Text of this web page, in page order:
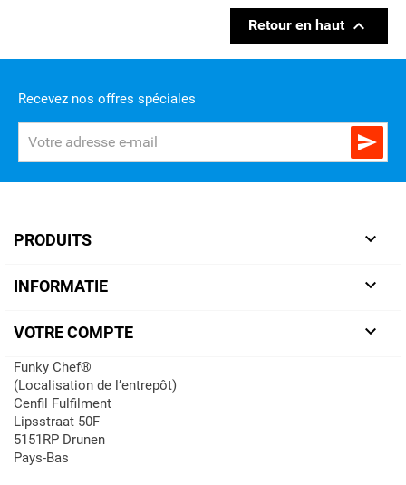
Retour en haut 
Recevez nos offres spéciales

PRODUITS 
INFORMATIE 
VOTRE COMPTE 
Funky Chef®
(Localisation de l’entrepôt)
Cenfil Fulfilment
Lipsstraat 50F
5151RP Drunen
Pays-Bas